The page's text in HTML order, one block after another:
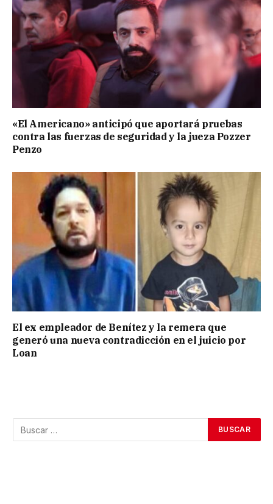
«El Americano» anticipó que aportará pruebas
contra las fuerzas de seguridad y la jueza Pozzer
Penzo
El ex empleador de Benítez y la remera que
generó una nueva contradicción en el juicio por
Loan